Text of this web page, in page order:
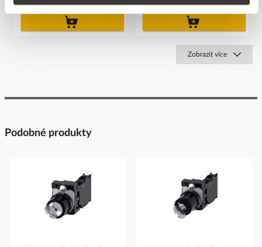
Zobrazit více
Podobné produkty